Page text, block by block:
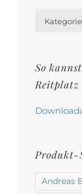
So
Reitplatz
Produkt-
Andreas